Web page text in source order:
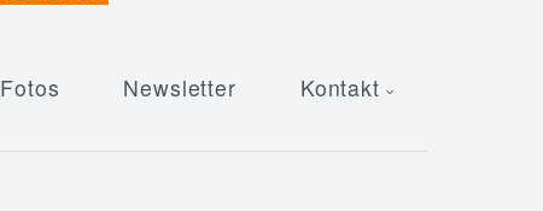
Fotos Newsletter Kontakt